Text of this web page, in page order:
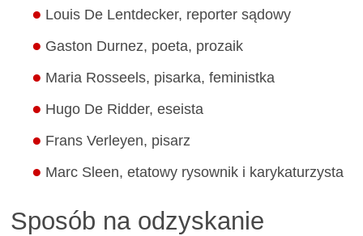
Louis De Lentdecker, reporter sądowy
Gaston Durnez, poeta, prozaik
Maria Rosseels, pisarka, feministka
Hugo De Ridder, eseista
Frans Verleyen, pisarz
Marc Sleen, etatowy rysownik i karykaturzysta
Sposób na odzyskanie